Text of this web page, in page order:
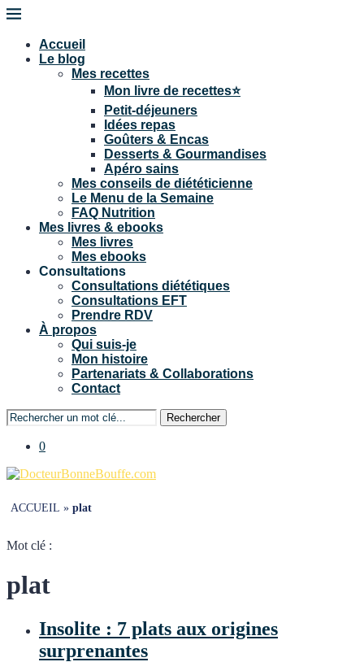
Accueil
Le blog
Mes recettes
Mon livre de recettes⭐
Petit-déjeuners
Idées repas
Goûters & Encas
Desserts & Gourmandises
Apéro sains
Mes conseils de diététicienne
Le Menu de la Semaine
FAQ Nutrition
Mes livres & ebooks
Mes livres
Mes ebooks
Consultations
Consultations diététiques
Consultations EFT
Prendre RDV
À propos
Qui suis-je
Mon histoire
Partenariats & Collaborations
Contact
Rechercher
0
ACCUEIL » plat
Mot clé :
plat
Insolite : 7 plats aux origines
surprenantes